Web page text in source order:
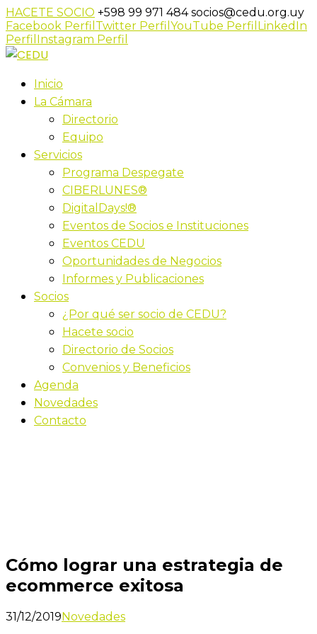
HACETE SOCIO +598 99 971 484socios@cedu.org.uy
Facebook Perfil Twitter Perfil YouTube Perfil LinkedIn
Perfil Instagram Perfil
Inicio
La Cámara
Directorio
Equipo
Servicios
Programa Despegate
CIBERLUNES®
DigitalDays!®
Eventos de Socios e Instituciones
Eventos CEDU
Oportunidades de Negocios
Informes y Publicaciones
Socios
¿Por qué ser socio de CEDU?
Hacete socio
Directorio de Socios
Convenios y Beneficios
Agenda
Novedades
Contacto
Cómo lograr una estrategia de
ecommerce exitosa
31/12/2019Novedades